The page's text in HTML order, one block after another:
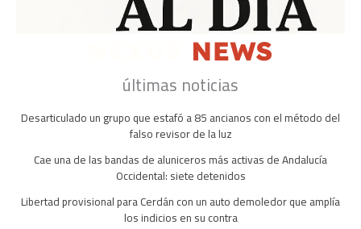
últimas noticias
Desarticulado un grupo que estafó a 85 ancianos con el método del
falso revisor de la luz
Cae una de las bandas de aluniceros más activas de Andalucía
Occidental: siete detenidos
Libertad provisional para Cerdán con un auto demoledor que amplía
los indicios en su contra